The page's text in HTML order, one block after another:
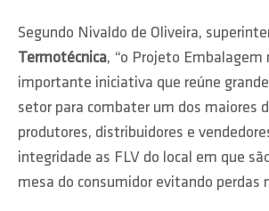
Segundo Nivaldo de Oliveira,
Termotécnica, “o Projeto Embalagem
importante iniciativa que reúne
setor para combater um dos maiores
produtores, distribuidores e
integridade as FLV do local em que
mesa do consumidor evitando perdas